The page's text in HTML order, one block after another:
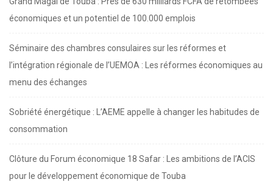
économiques et un potentiel de 100.000 emplois
Séminaire des chambres consulaires sur les réformes et
l’intégration régionale de l’UEMOA : Les réformes économiques au
menu des échanges
Sobriété énergétique : L’AEME appelle à changer les habitudes de
consommation
Clôture du Forum économique 18 Safar : Les ambitions de l’ACIS
pour le développement économique de Touba